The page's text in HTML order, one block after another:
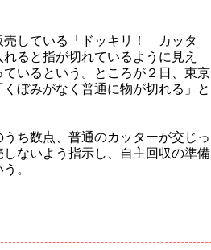
している「ドッキリ！ カッタ
ると指が切れているように見え
いるという。ところが２日、東京
ぼみがなく普通に物が切れる」と
ち数点、普通のカッターが交じっ
ないよう指示し、自主回収の準備
。